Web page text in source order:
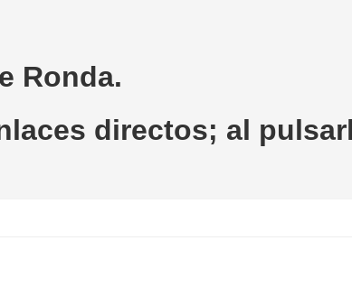
Ronda.
directos; al